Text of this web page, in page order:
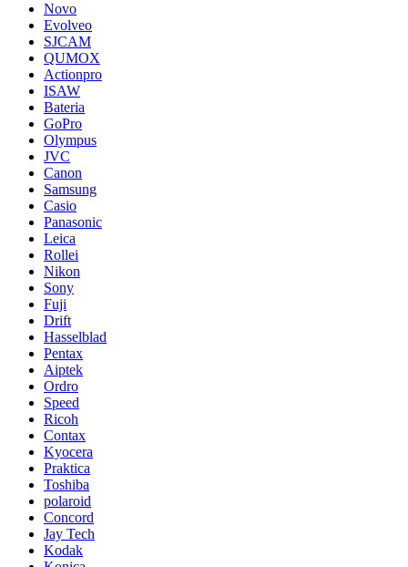
Novo
Evolveo
SJCAM
QUMOX
Actionpro
ISAW
Bateria
GoPro
Olympus
JVC
Canon
Samsung
Casio
Panasonic
Leica
Rollei
Nikon
Sony
Fuji
Drift
Hasselblad
Pentax
Aiptek
Ordro
Speed
Ricoh
Contax
Kyocera
Praktica
Toshiba
polaroid
Concord
Jay Tech
Kodak